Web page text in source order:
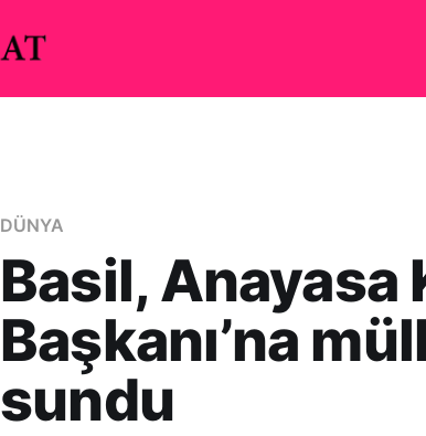
DÜNYA
Basil, Anayasa
Başkanı’na
sundu